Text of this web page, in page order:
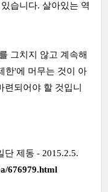
습니다. 살아있는 역
그치지 않고 계속해
한'에 머무는 것이 아
되어야 할 것입니
단 제동 - 2015.2.5.
676979.html